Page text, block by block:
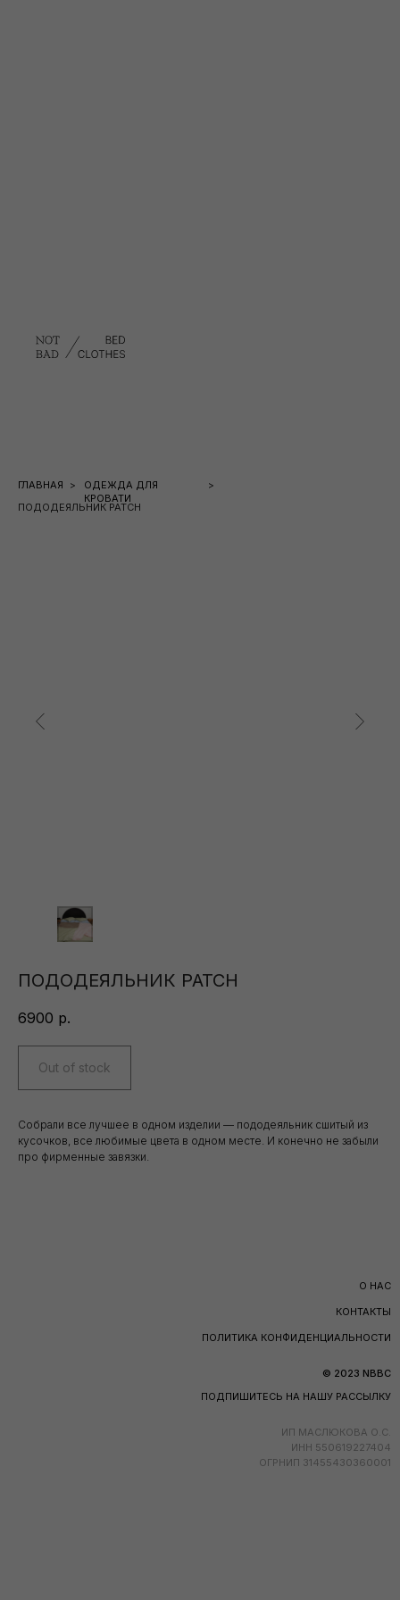
>
ГЛАВНАЯ
ПОДОДЕЯЛЬНИК PATCH
ОДЕЖДА ДЛЯ
КРОВАТИ
>
ПОДОДЕЯЛЬНИК PATCH
6900 р.
Out of stock
Собрали все лучшее в одном изделии — пододеяльник сшитый из
кусочков, все любимые цвета в одном месте. И конечно не забыли
про фирменные завязки.
ПОЛИТИКА КОНФИДЕНЦИАЛЬНОСТИ
ИП МАСЛЮКОВА О.С.
ИНН 550619227404
ОГРНИП 31455430360001
КОНТАКТЫ
О НАС
© 2023 NBBC
ПОДПИШИТЕСЬ НА НАШУ РАССЫЛКУ